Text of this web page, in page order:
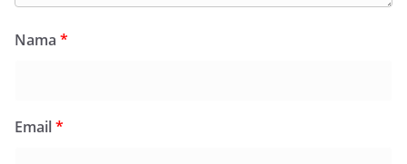
Nama *
Email*